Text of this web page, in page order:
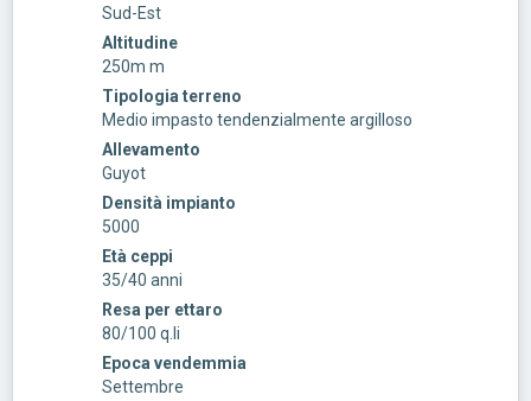
Sud-Est
Altitudine
250m m
Tipologia terreno
Medio impasto tendenzialmente argilloso
Allevamento
Guyot
Densità impianto
5000
Età ceppi
35/40 anni
Resa per ettaro
80/100 q.li
Epoca vendemmia
Settembre